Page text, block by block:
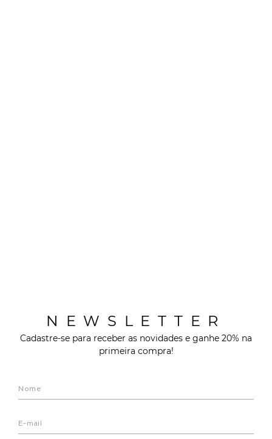
NEWSLETTER
Cadastre-se para receber as novidades e ganhe 20% na
primeira compra!